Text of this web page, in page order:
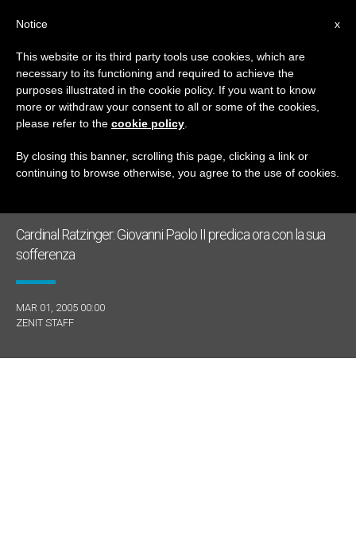
GIORNO
Marzo 1st, 2005
ULTIME NOTIZIE
Cardinal Ratzinger: Giovanni Paolo II predica ora con la sua
sofferenza
MAR 01, 2005 00:00
ZENIT STAFF
x
Notice
This website or its third party tools use cookies, which are
necessary to its functioning and required to achieve the
purposes illustrated in the cookie policy. If you want to know
more or withdraw your consent to all or some of the cookies,
please refer to the cookie policy
By closing this banner, scrolling this page, clicking a link or
continuing to browse otherwise, you agree to the use of cookies.